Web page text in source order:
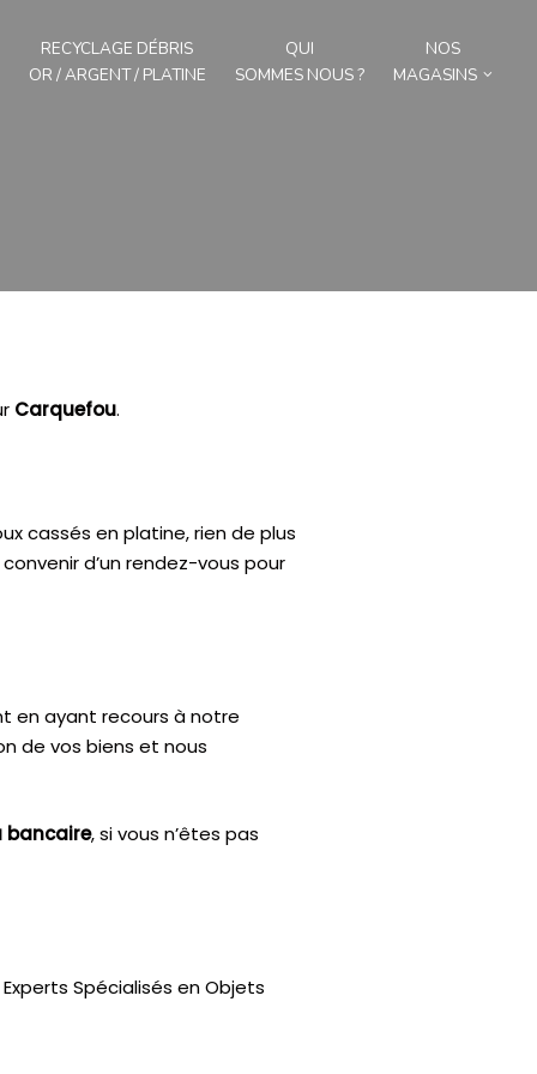
RECYCLAGE DÉBRIS
OR / ARGENT / PLATINE
QUI
SOMMES NOUS ?
NOS
MAGASINS
Carquefou.
cassés en platine, rien de plus
d’un rendez-vous pour
en ayant recours à notre
de vos biens et nous
bancaire, si vous n’êtes pas
Spécialisés en Objets